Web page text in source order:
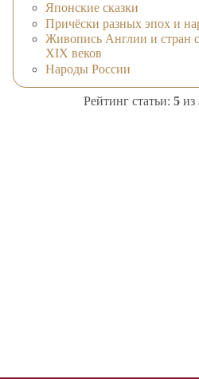
Японские сказки
Причёски разных эпох и
Живопись Англии и стран
XIX веков
Народы России
Рейтинг статьи: 5 из